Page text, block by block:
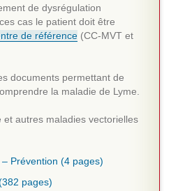
de dysrégulation
cas le patient doit être
de référence (CC-MVT et
documents permettant de
la maladie de Lyme.
et autres maladies vectorielles
Prévention (4 pages)
pages)